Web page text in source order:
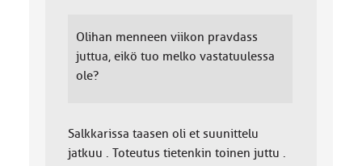
Olihan menneen viikon pravdass
juttua, eikö tuo melko vastatuulessa
ole?
Salkkarissa taasen oli et suunittelu
jatkuu . Toteutus tietenkin toinen juttu .